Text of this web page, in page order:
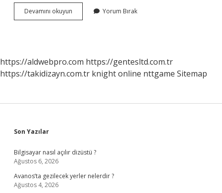
Devamını okuyun
Pul
Yorum Bırak
https://aldwebpro.com https://gentesltd.com.tr
https://takidizayn.com.tr knight online nttgame Sitemap
Sidebar
Son Yazılar
Bilgisayar nasıl açılır dizüstü ?
Ağustos 6, 2026
Avanos’ta gezilecek yerler nelerdir ?
Ağustos 4, 2026